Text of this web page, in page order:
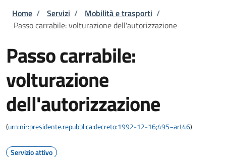
Briciole di pane
Home / Servizi / Mobilità e trasporti /
Passo carrabile: volturazione dell'autorizzazione
Passo carrabile:
volturazione
dell'autorizzazione
(urn:nir:presidente.repubblica:decreto:1992-12-16;495~art46)
Servizio attivo